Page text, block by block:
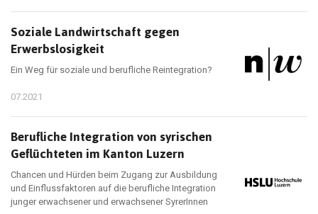
Soziale Landwirtschaft gegen
Erwerbslosigkeit
Ein Weg für soziale und berufliche Reintegration?
07.2021
Berufliche Integration von syrischen
Geflüchteten im Kanton Luzern
Chancen und Hürden beim Zugang zur Ausbildung
und Einflussfaktoren auf die berufliche Integration
junger erwachsener und erwachsener SyrerInnen